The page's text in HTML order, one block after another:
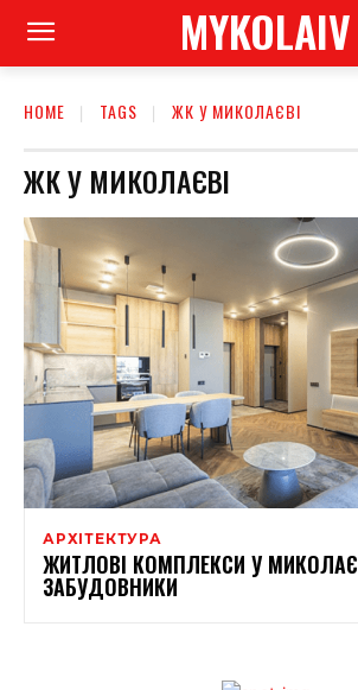
MYKOLAIV
HOME TAGS ЖК У МИКОЛАЄВІ
ЖК У МИКОЛАЄВІ
АРХІТЕКТУРА
ЖИТЛОВІ КОМПЛЕКСИ У
ЗАБУДОВНИКИ